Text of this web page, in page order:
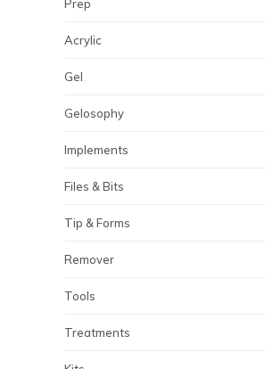
Prep
Acrylic
Gel
Gelosophy
Implements
Files & Bits
Tip & Forms
Remover
Tools
Treatments